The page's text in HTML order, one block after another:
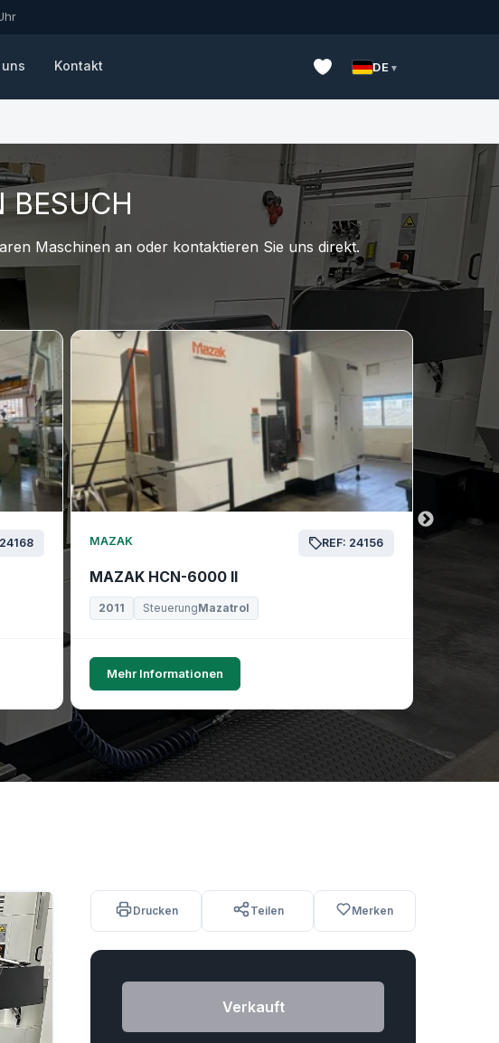
Kontakt DE
BESUCH
Maschinen an oder kontaktieren Sie uns direkt.
MAZAK REF: 24156
MAZAK HCN-6000 II
2011 SteuerungMazatrol
Mehr Informationen
Drucken Teilen Merken
Verkauft